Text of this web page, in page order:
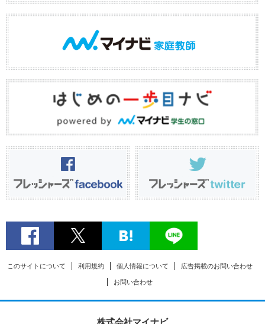
このサイトについて 利用規約 個人情報について 広告掲載のお問い合わせ
お問い合わせ
株式会社マイナビ